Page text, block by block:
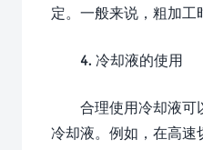
定。一般来说，粗加工
4. 冷却液的使用
合理使用冷却液可
冷却液。例如，在高速